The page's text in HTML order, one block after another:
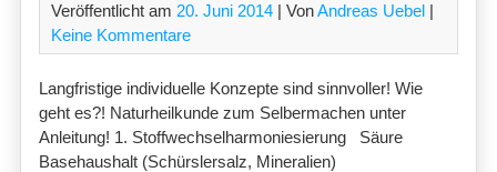
Veröffentlicht am 20. Juni 2014 | VonAndreas Uebel |
Keine Kommentare
Langfristige individuelle Konzepte sind sinnvoller! Wie
geht es?! Naturheilkunde zum Selbermachen unter
Anleitung! 1. Stoffwechselharmoniesierung Säure
Basehaushalt (Schürslersalz, Mineralien)